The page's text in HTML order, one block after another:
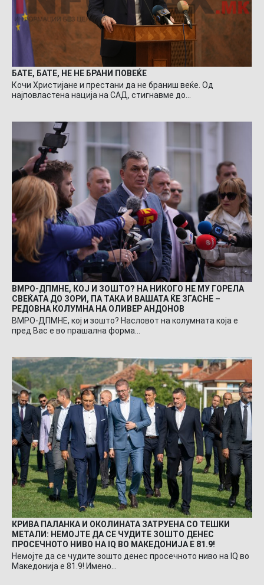
БАТЕ, БАТЕ, НЕ НЕ БРАНИ ПОВЕЌЕ
Кочи Христијане и престани да не браниш веќе. Од
најповластена нација на САД, стигнавме до…
ВМРО-ДПМНЕ, КОЈ И ЗОШТО? НА НИКОГО НЕ МУ ГОРЕЛА
СВЕЌАТА ДО ЗОРИ, ПА ТАКА И ВАШАТА ЌЕ ЗГАСНЕ –
РЕДОВНА КОЛУМНА НА ОЛИВЕР АНДОНОВ
ВМРО-ДПМНЕ, кој и зошто? Насловот на колумната која е
пред Вас е во прашална форма…
КРИВА ПАЛАНКА И ОКОЛИНАТА ЗАТРУЕНА СО ТЕШКИ
МЕТАЛИ: НЕМОЈТЕ ДА СЕ ЧУДИТЕ ЗОШТО ДЕНЕС
ПРОСЕЧНОТО НИВО НА IQ ВО МАКЕДОНИЈА Е 81.9!
Немојте да се чудите зошто денес просечното ниво на IQ во
Македонија е 81.9! Имено…